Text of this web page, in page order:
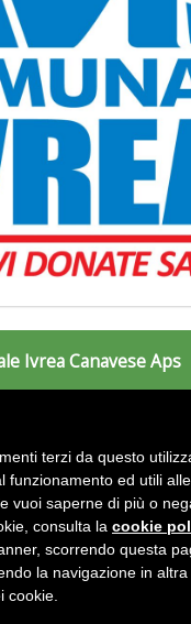
rallenta ma prosegue
Ivrea Canavese Aps
terzi da questo
funzionamento ed utili
vuoi saperne di più o
consulta la cookie
scorrendo questa
la navigazione in altra
cookie.